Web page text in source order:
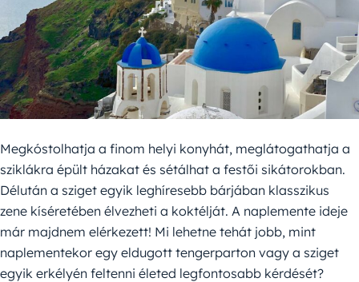
Megkóstolhatja a finom helyi konyhát, meglátogathatja a
sziklákra épült házakat és sétálhat a festői sikátorokban.
Délután a sziget egyik leghíresebb bárjában klasszikus
zene kíséretében élvezheti a koktélját. A naplemente ideje
már majdnem elérkezett! Mi lehetne tehát jobb, mint
naplementekor egy eldugott tengerparton vagy a sziget
egyik erkélyén feltenni életed legfontosabb kérdését?